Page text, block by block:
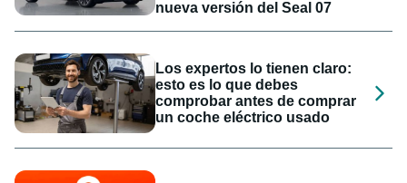
nueva versión del Seal 07
Los expertos lo tienen claro:
esto es lo que debes
comprobar antes de comprar
un coche eléctrico usado